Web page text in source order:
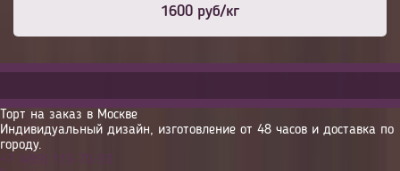
1600 руб/кг
Торт на заказ в Москве
Индивидуальный дизайн, изготовление от 48 часов и доставка по
городу.
+7 (499) 113-70-93